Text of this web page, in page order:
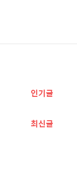
추
정
인기글
최신글